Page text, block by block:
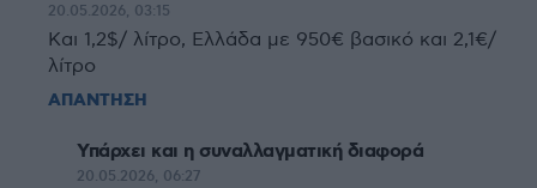
20.05.2026, 03:15
Και 1,2$/ λίτρο, Ελλάδα με 950€ βασικό και 2,1€/
λίτρο
ΑΠΑΝΤΗΣΗ
Υπάρχει και η συναλλαγματική διαφορά
20.05.2026, 06:27